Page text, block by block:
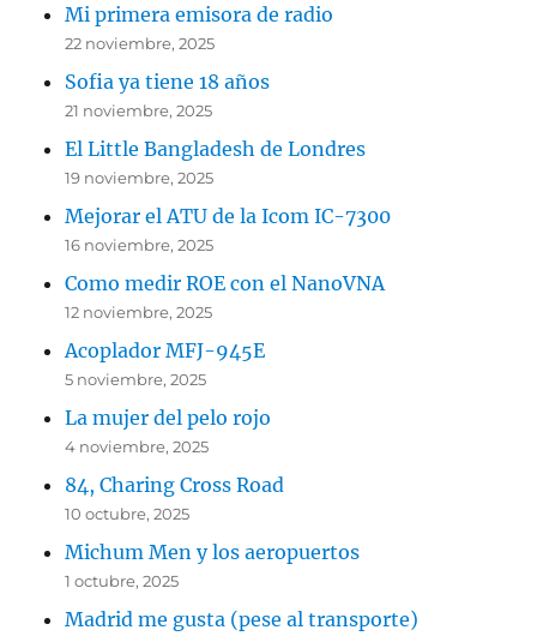
Mi primera emisora de radio
22 noviembre, 2025
Sofia ya tiene 18 años
21 noviembre, 2025
El Little Bangladesh de Londres
19 noviembre, 2025
Mejorar el ATU de la Icom IC-7300
16 noviembre, 2025
Como medir ROE con el NanoVNA
12 noviembre, 2025
Acoplador MFJ-945E
5 noviembre, 2025
La mujer del pelo rojo
4 noviembre, 2025
84, Charing Cross Road
10 octubre, 2025
Michum Men y los aeropuertos
1 octubre, 2025
Madrid me gusta (pese al transporte)